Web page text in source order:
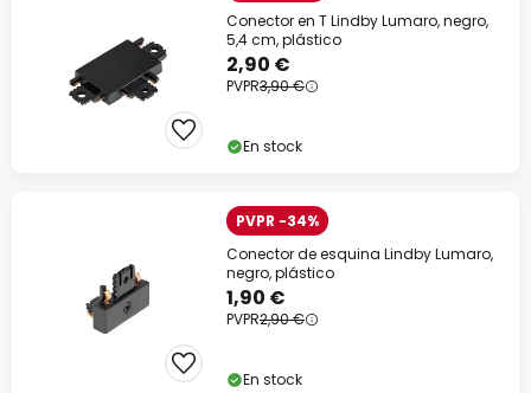
Conector en T Lindby Lumaro, negro,
5,4 cm, plástico
2,90 €
PVPR3,90 €
En stock
PVPR -34%
Conector de esquina Lindby Lumaro,
negro, plástico
1,90 €
PVPR2,90 €
En stock